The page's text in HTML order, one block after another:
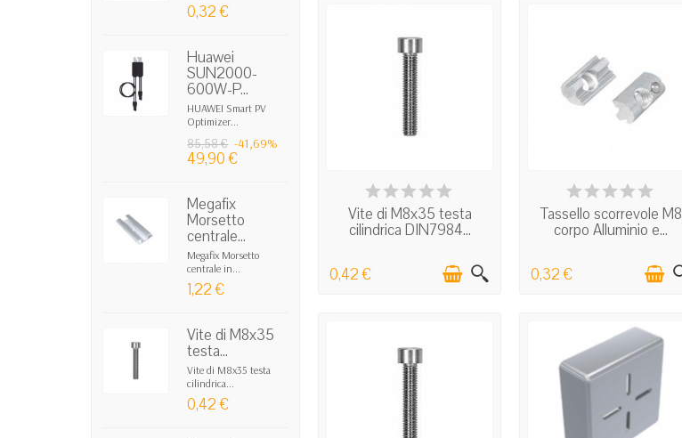
0,32 €
Huawei
SUN2000-
600W-P...
HUAWEI Smart PV
Optimizer...
85,58 € -41,69%
49,90 €
Megafix
Morsetto
centrale...
Megafix Morsetto
centrale in...
1,22 €
Vite di M8x35
testa...
Vite di M8x35 testa
cilindrica...
0,42 €
IN STOCK
Vite di M8x35 testa
cilindrica DIN7984...
0,42 €
IN STOCK
Tassello scorrevole M8
corpo Alluminio e...
0,32 €